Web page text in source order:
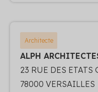
Architecte
ALPH
23 RUE DES ETATS
78000 VERSAILLES